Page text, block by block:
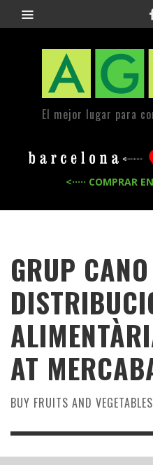
El mejor lugar para
<····· COMPRAR
GRUP
AT
BUY FRUITS AND